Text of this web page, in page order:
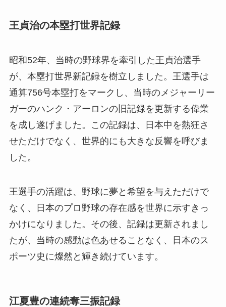
王貞治の本塁打世界記録
昭和52年、当時の野球界を牽引した王貞治選手
が、本塁打世界新記録を樹立しました。王選手は
通算756号本塁打をマークし、当時のメジャーリー
ガーのハンク・アーロンの旧記録を更新する偉業
を成し遂げました。この記録は、日本中を熱狂さ
せただけでなく、世界的にも大きな反響を呼びま
した。
王選手の活躍は、野球に夢と希望を与えただけで
なく、日本のプロ野球の存在感を世界に示すきっ
かけになりました。その後、記録は更新されまし
たが、当時の感動は色あせることなく、日本のス
ポーツ史に燦然と輝き続けています。
江夏豊の連続奪三振記録